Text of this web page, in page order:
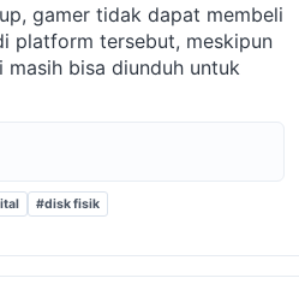
gamer tidak dapat membeli
platform tersebut, meskipun
bisa diunduh untuk
#disk fisik